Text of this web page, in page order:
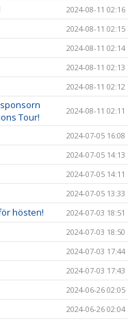
2024-08-11 02:16
2024-08-11 02:15
2024-08-11 02:14
2024-08-11 02:13
2024-08-11 02:12
Tour!
2024-08-11 02:11
2024-07-05 16:08
2024-07-05 14:13
2024-07-05 14:11
2024-07-05 13:33
hösten! 2024-07-03 18:51
2024-07-03 18:50
2024-07-03 17:44
2024-07-03 17:43
2024-06-26 02:05
2024-06-26 02:04